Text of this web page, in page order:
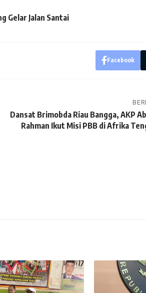
Gelar Jalan Santai
Facebook
Dansat Brimobda Riau Bangga, AKP
Rahman Ikut Misi PBB di Afrika